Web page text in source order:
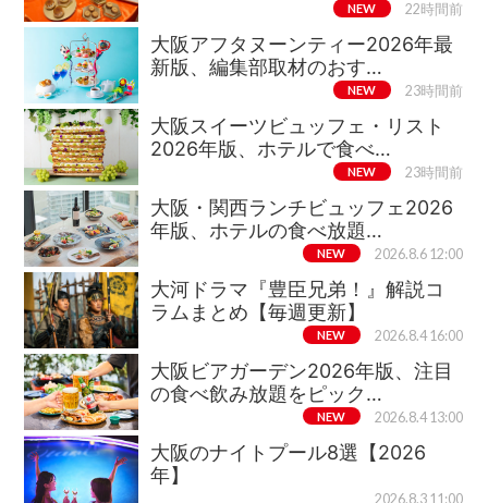
NEW 22時間前
大阪アフタヌーンティー2026年最
新版、編集部取材のおす…
NEW 23時間前
大阪スイーツビュッフェ・リスト
2026年版、ホテルで食べ…
NEW 23時間前
大阪・関西ランチビュッフェ2026
年版、ホテルの食べ放題…
NEW 2026.8.6 12:00
大河ドラマ『豊臣兄弟！』解説コ
ラムまとめ【毎週更新】
NEW 2026.8.4 16:00
大阪ビアガーデン2026年版、注目
の食べ飲み放題をピック…
NEW 2026.8.4 13:00
大阪のナイトプール8選【2026
年】
2026.8.3 11:00